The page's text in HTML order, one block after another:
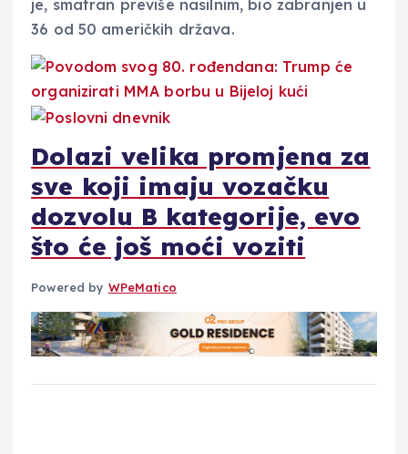
je, smatran previše nasilnim, bio zabranjen u
36 od 50 američkih država.
Dolazi velika promjena za
sve koji imaju vozačku
dozvolu B kategorije, evo
što će još moći voziti
Powered by WPeMatico